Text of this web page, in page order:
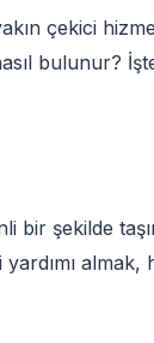
çekici
bulunur?
bir şekilde
almak,